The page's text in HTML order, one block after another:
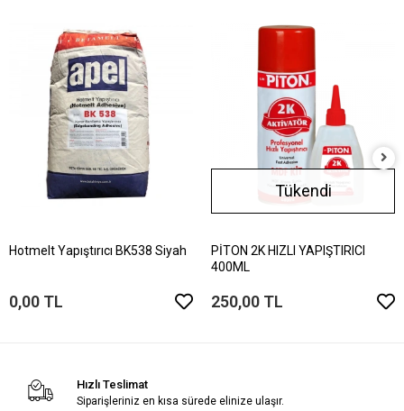
Hotmelt Yapıştırıcı BK538 Siyah
0,00 TL
Tükendi
PİTON 2K HIZLI YAPIŞTIRICI
400ML
250,00 TL
Hızlı Teslimat
Siparişleriniz en kısa sürede elinize ulaşır.